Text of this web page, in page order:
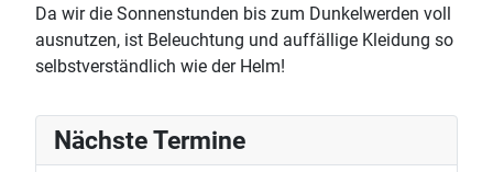
Da wir die Sonnenstunden bis zum Dunkelwerden voll
ausnutzen, ist Beleuchtung und auffällige Kleidung so
selbstverständlich wie der Helm!
Nächste Termine